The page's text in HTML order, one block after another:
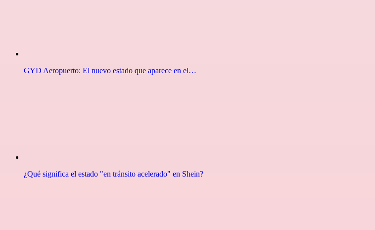
GYD Aeropuerto: El nuevo estado que aparece en el…
¿Qué significa el estado "en tránsito acelerado" en Shein?